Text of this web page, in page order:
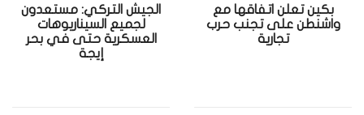
بكين تعلن اتفاقها مع
واشنطن على تجنب حرب
تجارية
الجيش التركي: مستعدون
لجميع السيناريوهات
العسكرية حتى في بحر
إيجة